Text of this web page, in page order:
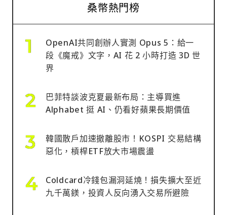
桑幣熱門榜
OpenAI共同創辦人實測 Opus 5：給一
段《魔戒》文字，AI 花 2 小時打造 3D 世
界
巴菲特談波克夏最新布局：主導買進
Alphabet 挺 AI、仍看好蘋果長期價值
韓國散戶加速撤離股市！KOSPI 交易結構
惡化，槓桿ETF放大市場震盪
Coldcard冷錢包漏洞延燒！損失擴大至近
九千萬鎂，投資人反向湧入交易所避險